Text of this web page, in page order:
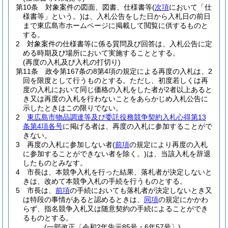
第10条
対象案件の図面、図書、仕様書等(次項において「仕
様書等」という。)は、入札公告をした日から入札日の前日
まで東広島市ホームページに掲載して閲覧に供するものと
する。
2
対象案件の仕様書等に係る質問及び回答は、入札公告に定
める時期及び場所において実施することとする。
(再度の入札及び入札の打切り)
第11条
政令第167条の8第4項の規定による再度の入札は、2
回を限度として行うものとする。 ただし、初度若しくは再
度の入札において同じ価格の入札をした者が2者以上あると
き又は再度の入札を行わないことをあらかじめ入札公告に
示したときはこの限りでない。
2
東広島市物品調達等及び委託役務競争契約入札心得第13
条第4項各号に掲げる者は、再度の入札に参加することがで
きない。
3
再度の入札に参加しない者(前項の規定により再度の入札
に参加することができない者を除く。)は、当該入札を辞退
したものとみなす。
4
市長は、本競争入札を行った結果、落札者が決定しないと
きは、改めて本競争入札の手続を行うものとする。
5
市長は、 前項の手続においても落札者が決定しないとき又
は特段の事情があると認めるときは、 同項の規定にかかわ
らず、指名競争入札又は随意契約の手続によることができ
るものとする。